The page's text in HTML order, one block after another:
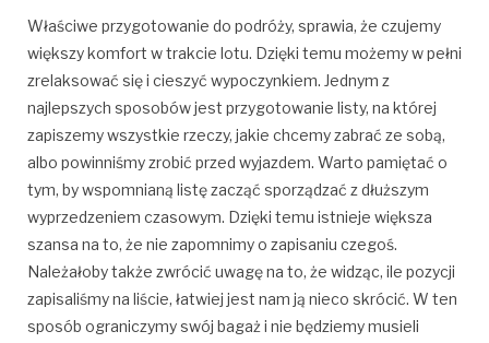
Właściwe przygotowanie do podróży, sprawia, że czujemy
większy komfort w trakcie lotu. Dzięki temu możemy w pełni
zrelaksować się i cieszyć wypoczynkiem. Jednym z
najlepszych sposobów jest przygotowanie listy, na której
zapiszemy wszystkie rzeczy, jakie chcemy zabrać ze sobą,
albo powinniśmy zrobić przed wyjazdem. Warto pamiętać o
tym, by wspomnianą listę zacząć sporządzać z dłuższym
wyprzedzeniem czasowym. Dzięki temu istnieje większa
szansa na to, że nie zapomnimy o zapisaniu czegoś.
Należałoby także zwrócić uwagę na to, że widząc, ile pozycji
zapisaliśmy na liście, łatwiej jest nam ją nieco skrócić. W ten
sposób ograniczymy swój bagaż i nie będziemy musieli